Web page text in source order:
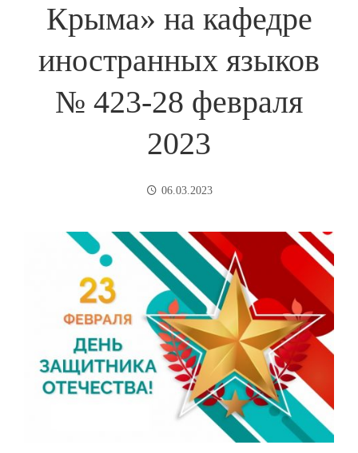
Крыма» на кафедре
иностранных языков
№ 423-28 февраля
2023
06.03.2023